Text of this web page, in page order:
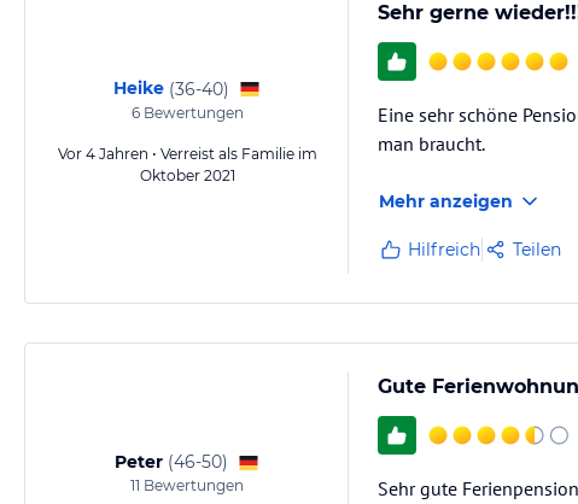
Heike (36-40)
6Bewertungen
Vor 4 Jahren • Verreist als Familie im
Oktober 2021
Sehr gerne
Eine sehr schöne
man braucht.
Mehr anzeigen
Hilfreich Teilen
Peter (46-50)
11 Bewertungen
Gute
Sehr gute